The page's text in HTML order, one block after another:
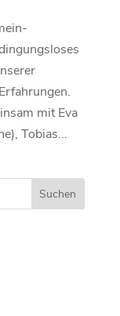
mit Eva
Tobias...